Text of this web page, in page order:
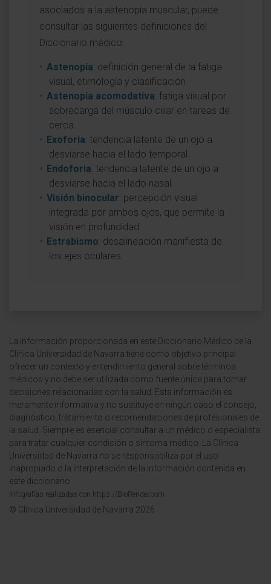
asociados a la astenopia muscular, puede
consultar las siguientes definiciones del
Diccionario médico:
Astenopia: definición general de la fatiga
visual, etimología y clasificación.
Astenopia acomodativa: fatiga visual por
sobrecarga del músculo ciliar en tareas de
cerca.
Exoforia: tendencia latente de un ojo a
desviarse hacia el lado temporal.
Endoforia: tendencia latente de un ojo a
desviarse hacia el lado nasal.
Visión binocular: percepción visual
integrada por ambos ojos, que permite la
visión en profundidad.
Estrabismo: desalineación manifiesta de
los ejes oculares.
La información proporcionada en este Diccionario Médico de la
Clínica Universidad de Navarra tiene como objetivo principal
ofrecer un contexto y entendimiento general sobre términos
médicos y no debe ser utilizada como fuente única para tomar
decisiones relacionadas con la salud. Esta información es
meramente informativa y no sustituye en ningún caso el consejo,
diagnóstico, tratamiento o recomendaciones de profesionales de
la salud. Siempre es esencial consultar a un médico o especialista
para tratar cualquier condición o síntoma médico. La Clínica
Universidad de Navarra no se responsabiliza por el uso
inapropiado o la interpretación de la información contenida en
este diccionario.
Infografías realizadas con https://BioRender.com
© Clínica Universidad de Navarra 2026